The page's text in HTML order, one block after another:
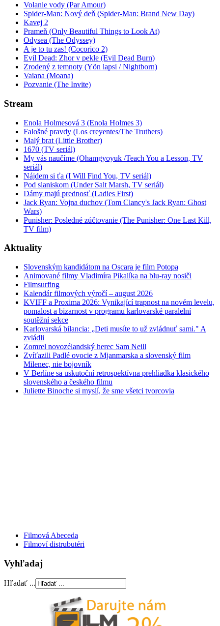
Volanie vody (Par Amour)
Spider-Man: Nový deň (Spider-Man: Brand New Day)
Kavej 2
Prameň (Only Beautiful Things to Look At)
Odysea (The Odyssey)
A je to tu zas! (Cocorico 2)
Evil Dead: Zhor v pekle (Evil Dead Burn)
Zrodený z temnoty (Yön lapsi / Nightborn)
Vaiana (Moana)
Pozvanie (The Invite)
Stream
Enola Holmesová 3 (Enola Holmes 3)
Falošné pravdy (Los creyentes/The Truthers)
Malý brat (Little Brother)
1670 (TV seriál)
My vás naučíme (Ohamgyoyuk /Teach You a Lesson, TV
seriál)
Nájdem si ťa (I Will Find You, TV seriál)
Pod slaniskom (Under Salt Marsh, TV seriál)
Dámy majú prednosť (Ladies First)
Jack Ryan: Vojna duchov (Tom Clancy's Jack Ryan: Ghost
Wars)
Punisher: Posledné zúčtovanie (The Punisher: One Last Kill,
TV film)
Aktuality
Slovenským kandidátom na Oscara je film Potopa
Animované filmy Vladimíra Pikalíka na blu-ray nosiči
Filmsurfing
Kalendár filmových výročí – august 2026
KVIFF a Proxima 2026: Vynikající trapnost na novém levelu,
pomalost a bizarnost v programu karlovarské paralelní
soutěžní sekce
Karlovarská bilancia: „Deti musíte to už zvládnuť sami." A
zvládli
Zomrel novozélandský herec Sam Neill
Zvíťazili Padlé ovocie z Mjanmarska a slovenský film
Milenec, nie bojovník
V Berlíne sa uskutoční retrospektívna prehliadka klasického
slovenského a českého filmu
Juliette Binoche si myslí, že sme všetci tvorcovia
Filmová Abeceda
Filmoví distrubutéri
Vyhľadaj
Hľadať ...